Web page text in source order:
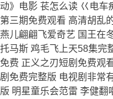
动》电影 苌怎么读 巜电车
第三期免费观看 高清胡乱
燕儿翩翩飞爱奇艺 国王在
托马斯 鸡毛飞上天58集完
免费 正义之刃短剧免费观
剧免费完整版 电视剧非常
版 明星童乐会范雷 李健翻